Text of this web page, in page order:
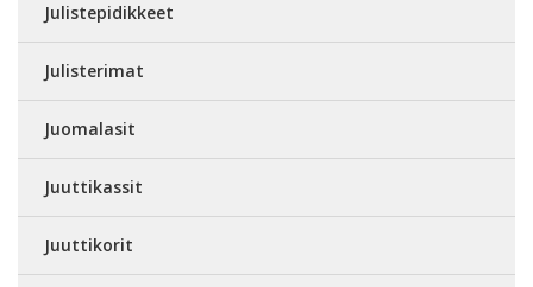
Julistepidikkeet
Julisterimat
Juomalasit
Juuttikassit
Juuttikorit